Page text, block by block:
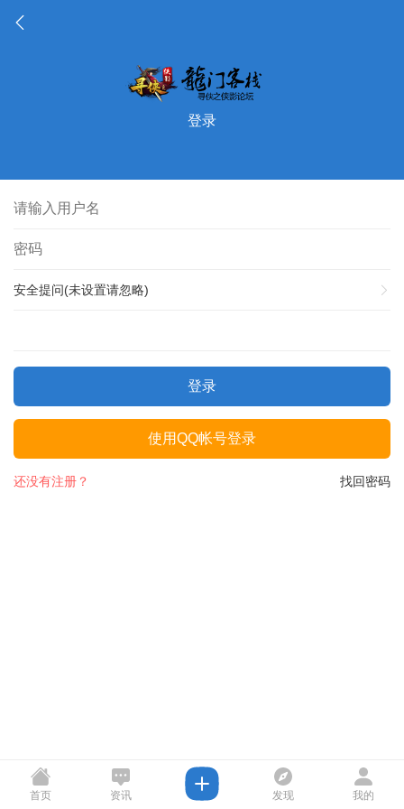
登录
安全提问(未设置请忽略)
登录
使用QQ帐号登录
找回密码
还没有注册？
首页 资讯 发现 我的